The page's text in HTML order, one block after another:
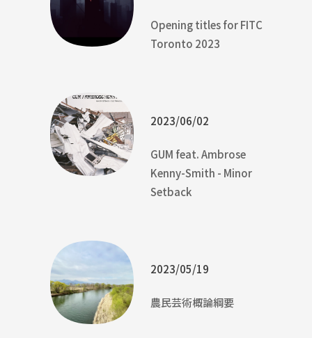
Opening titles for FITC
Toronto 2023
2023/06/02
GUM feat. Ambrose
Kenny-Smith - Minor
Setback
2023/05/19
農民芸術概論綱要